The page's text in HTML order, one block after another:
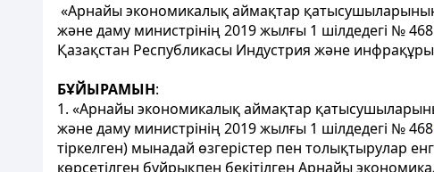
«Арнайы экономикалық аймақтар қатысушыларының
және даму министрінің 2019 жылғы 1 шілдедегі №
Қазақстан Республикасы Индустрия және
БҰЙЫРАМЫН:
1. «Арнайы экономикалық аймақтар
және даму министрінің 2019 жылғы 1 шілдедегі № 468
тіркелген) мынадай өзгерістер пен толықтырулар
көрсетілген бұйрықпен бекітілген Арнайы